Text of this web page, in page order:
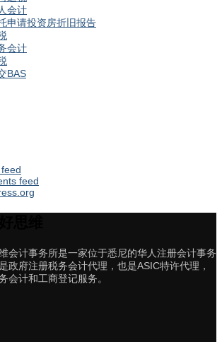
会计
申请投资房折旧报告
会计
BAS
feed
会计事务所是一家位于悉尼的华人注册会计事务
政府注册税务会计代理，也是ASIC特许代理，
会计和工商登记服务。